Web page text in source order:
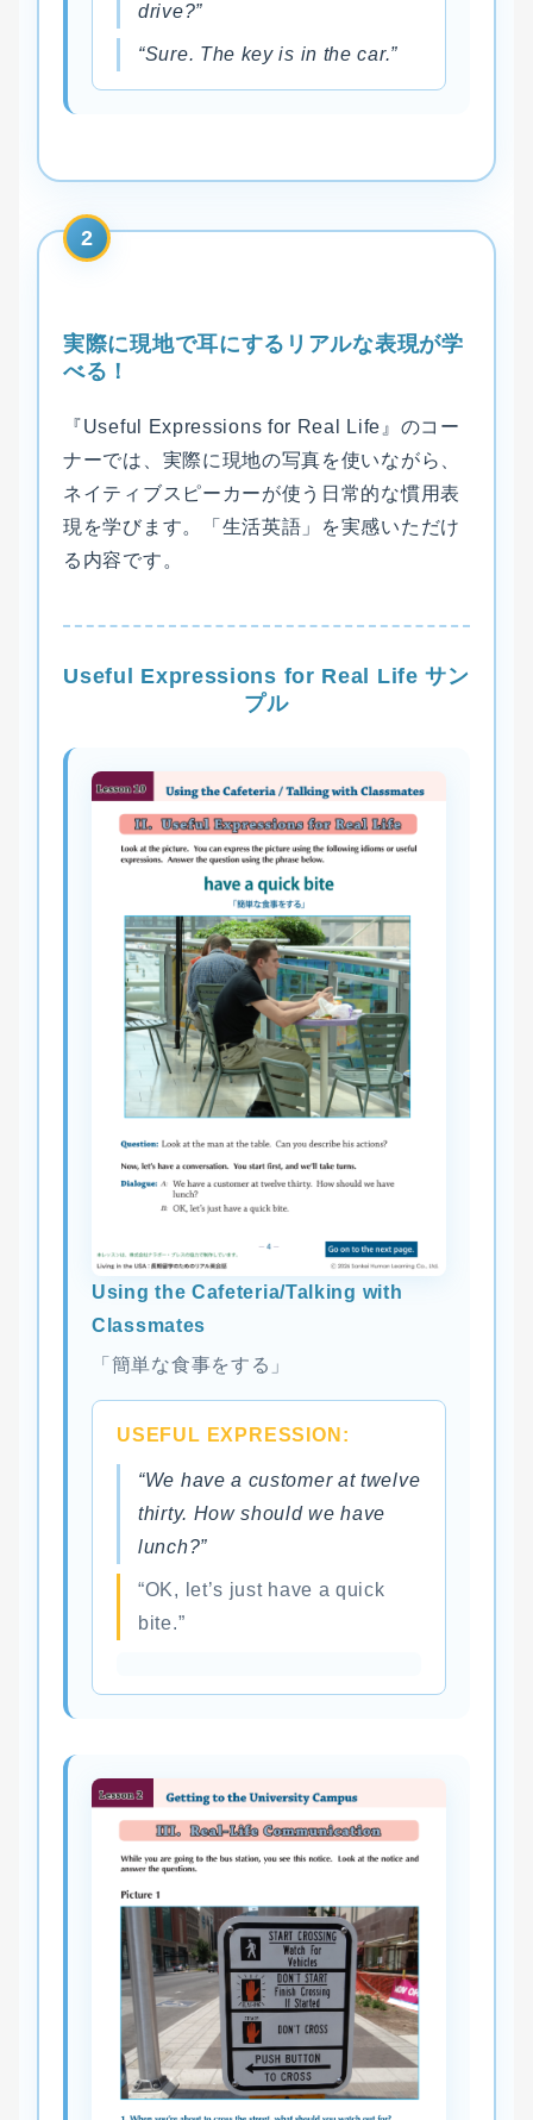
drive?”
“Sure. The key is in the car.”
2
実際に現地で耳にするリアルな表現が学
べる！
『Useful Expressions for Real Life』のコー
ナーでは、実際に現地の写真を使いながら、
ネイティブスピーカーが使う日常的な慣用表
現を学びます。「生活英語」を実感いただけ
る内容です。
Useful Expressions for Real Life サン
プル
Using the Cafeteria/Talking with
Classmates
「簡単な食事をする」
USEFUL EXPRESSION:
“We have a customer at twelve
thirty. How should we have
lunch?”
“OK, let’s just have a quick
bite.”